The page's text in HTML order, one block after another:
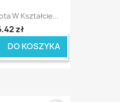
W Kształcie...
zł
DO KOSZYKA